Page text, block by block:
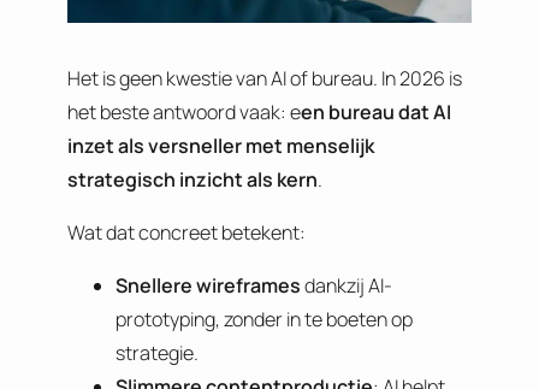
Het is geen kwestie van AI of bureau. In 2026 is
het beste antwoord vaak: een bureau dat AI
inzet als versneller met menselijk
strategisch inzicht als kern.
Wat dat concreet betekent:
Snellere wireframesdankzij AI-
prototyping, zonder in te boeten op
strategie.